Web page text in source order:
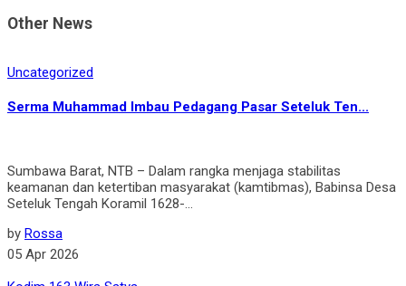
Other News
Uncategorized
Serma Muhammad Imbau Pedagang Pasar Seteluk Ten...
Sumbawa Barat, NTB – Dalam rangka menjaga stabilitas
keamanan dan ketertiban masyarakat (kamtibmas), Babinsa Desa
Seteluk Tengah Koramil 1628-...
by Rossa
05 Apr 2026